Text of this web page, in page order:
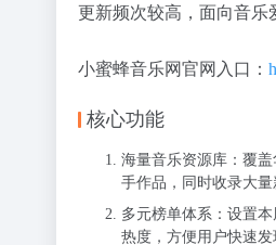
更新频次较高，面向音乐
小蜜蜂音乐网官网入口：
核心功能
海量音乐资源库：覆
手作品，同时收录大
多元榜单体系：设置
热度，方便用户快速发